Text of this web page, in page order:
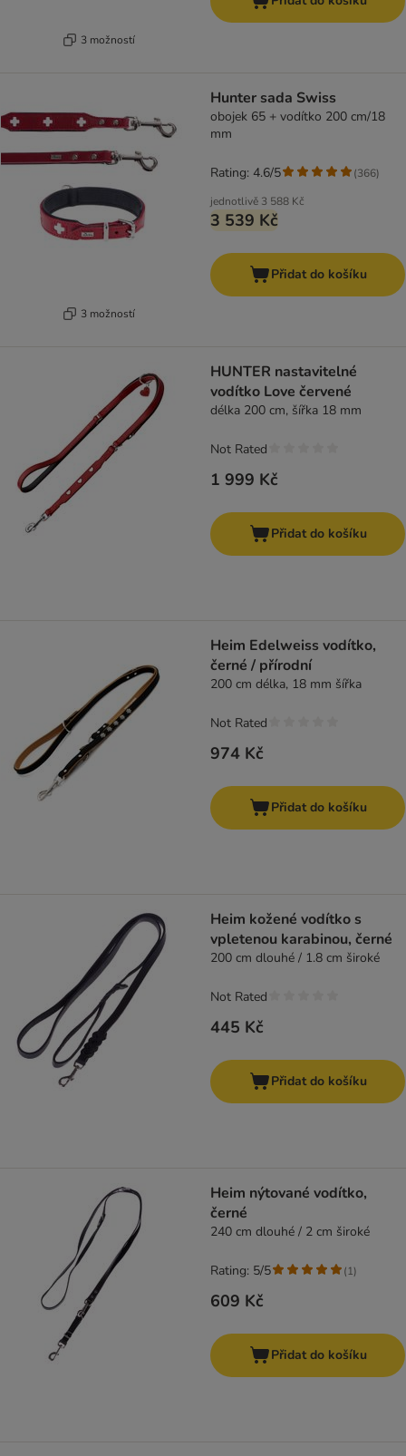
3 možností
3 možností
Hunter sada Swiss
obojek 65 + vodítko 200 cm/18
mm
jednotlivě 3 588 Kč
3 539 Kč
Rating: 4.6/5 (366)
Přidat do košíku
HUNTER nastavitelné
vodítko Love červené
délka 200 cm, šířka 18 mm
1 999 Kč
Not Rated
Přidat do košíku
Heim Edelweiss vodítko,
černé / přírodní
200 cm délka, 18 mm šířka
974 Kč
Not Rated
Přidat do košíku
Heim kožené vodítko s
vpletenou karabinou, černé
200 cm dlouhé / 1.8 cm široké
445 Kč
Not Rated
Přidat do košíku
Heim nýtované vodítko,
černé
240 cm dlouhé / 2 cm široké
609 Kč
Rating: 5/5 (1)
Přidat do košíku